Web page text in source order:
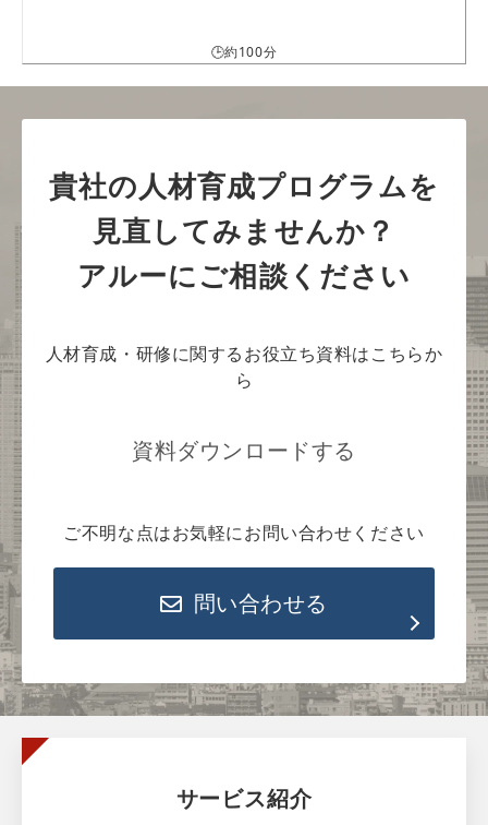
🕒約100分
貴社の人材育成プログラムを
見直してみませんか？
アルーにご相談ください
人材育成・研修に関するお役立ち資料はこちらか
ら
資料ダウンロードする
ご不明な点はお気軽にお問い合わせください
問い合わせる
サービス紹介